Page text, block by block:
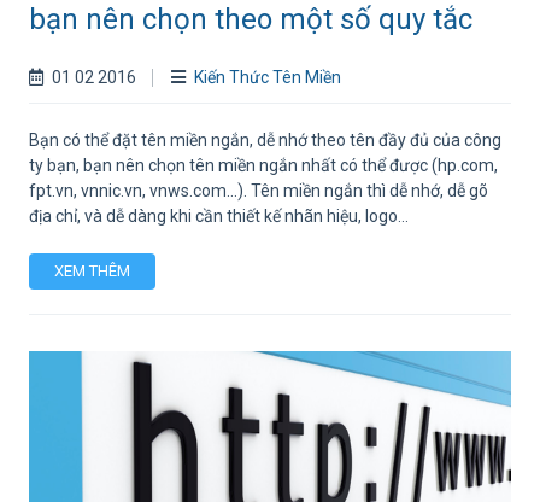
bạn nên chọn theo một số quy tắc
01 02 2016 Kiến Thức Tên Miền
Bạn có thể đặt tên miền ngắn, dễ nhớ theo tên đầy đủ của công
ty bạn, bạn nên chọn tên miền ngắn nhất có thể được (hp.com,
fpt.vn, vnnic.vn, vnws.com…). Tên miền ngắn thì dễ nhớ, dễ gõ
địa chỉ, và dễ dàng khi cần thiết kế nhãn hiệu, logo...
XEM THÊM